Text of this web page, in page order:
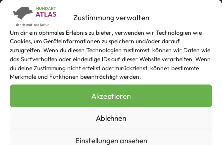
Zustimmung verwalten
Um dir ein optimales Erlebnis zu bieten, verwenden wir Technologien wie
Cookies, um Geräteinformationen zu speichern und/oder darauf
zuzugreifen. Wenn du diesen Technologien zustimmst, können wir Daten wie
das Surfverhalten oder eindeutige IDs auf dieser Website verarbeiten. Wenn
du deine Zustimmung nicht erteilst oder zurückziehst, können bestimmte
Merkmale und Funktionen beeinträchtigt werden.
Akzeptieren
Ablehnen
Einstellungen ansehen
vonHeinrich Winkens
Heimat, Natur, Oos Platt Winter 1985, Startseite
Alle Videos mit
Heinrich Winkens